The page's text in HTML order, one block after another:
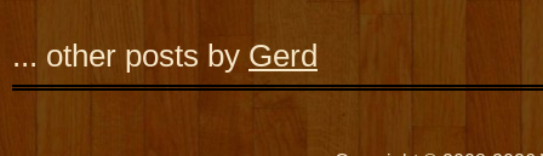
... other posts by Gerd